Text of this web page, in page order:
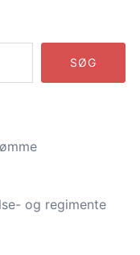
SØG
og regimente